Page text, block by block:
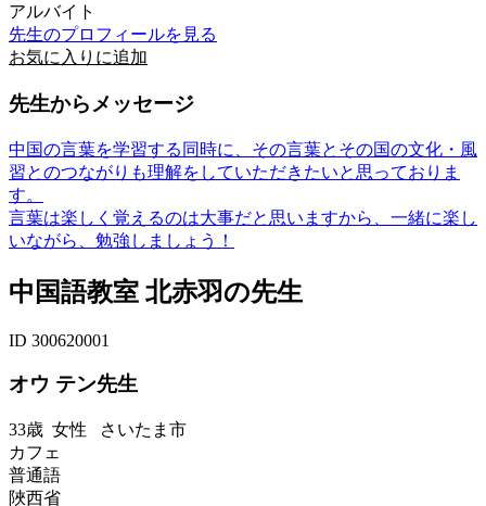
アルバイト
先生のプロフィールを見る
お気に入りに追加
先生からメッセージ
中国の言葉を学習する同時に、その言葉とその国の文化・風
習とのつながりも理解をしていただきたいと思っておりま
す。
言葉は楽しく覚えるのは大事だと思いますから、一緒に楽し
いながら、勉強しましょう！
中国語教室 北赤羽の先生
ID 300620001
オウ テン先生
33歳 女性 さいたま市
カフェ
普通語
陜西省